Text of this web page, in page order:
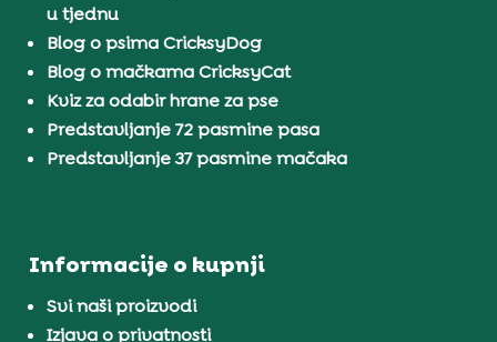
u tjednu
Blog o psima CricksyDog
Blog o mačkama CricksyCat
Kviz za odabir hrane za pse
Predstavljanje 72 pasmine pasa
Predstavljanje 37 pasmine mačaka
Informacije o kupnji
Svi naši proizvodi
Izjava o privatnosti